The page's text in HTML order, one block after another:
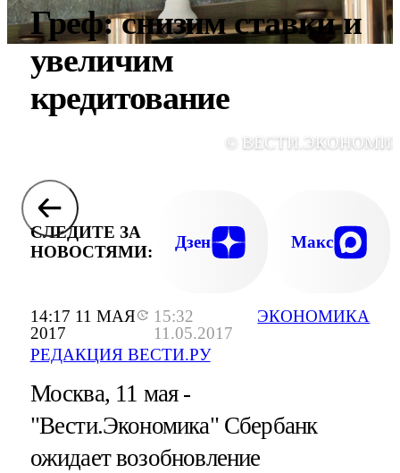
14:17 11 МАЯ
2017
15:32
11.05.2017
РЕДАКЦИЯ ВЕСТИ.РУ
ЭКОНОМИКА
Греф: снизим ставки и
увеличим
кредитование
©
СЛЕДИТЕ ЗА
НОВОСТЯМИ:
Дзен Макс
Москва, 11 мая -
"Вести.Экономика" Сбербанк
ожидает возобновление